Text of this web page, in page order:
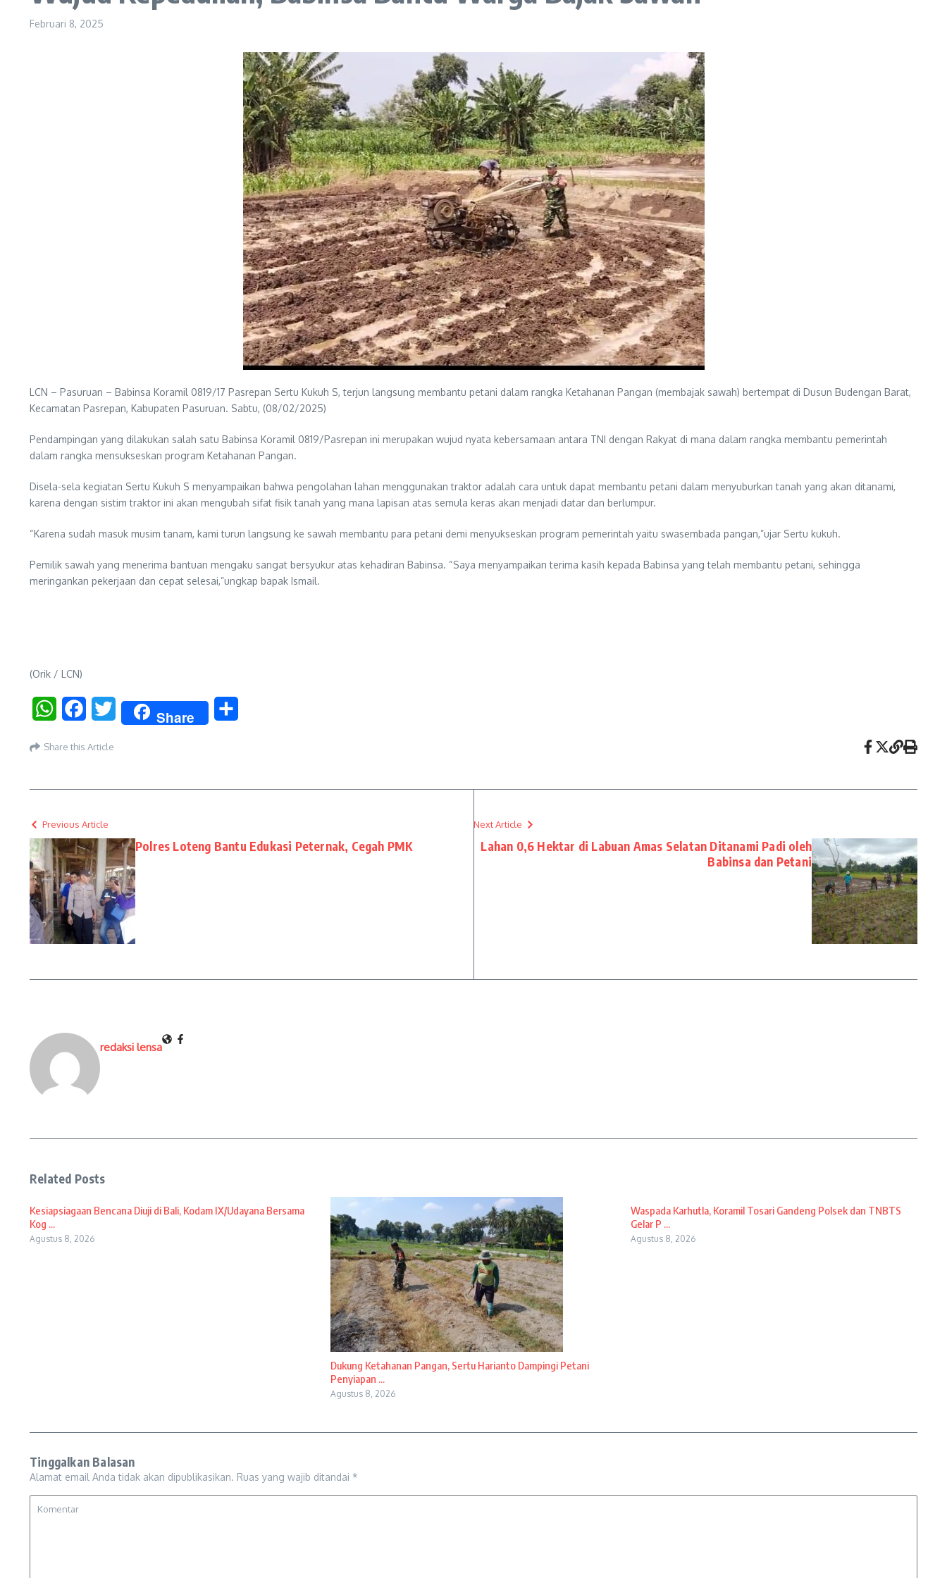
Februari 8, 2025
LCN – Pasuruan – Babinsa Koramil 0819/17 Pasrepan Sertu Kukuh S, terjun langsung membantu petani dalam rangka Ketahanan Pangan (membajak sawah) bertempat di Dusun Budengan Barat,
Kecamatan Pasrepan, Kabupaten Pasuruan. Sabtu, (08/02/2025)
Pendampingan yang dilakukan salah satu Babinsa Koramil 0819/Pasrepan ini merupakan wujud nyata kebersamaan antara TNI dengan Rakyat di mana dalam rangka membantu pemerintah
dalam rangka mensukseskan program Ketahanan Pangan.
Disela-sela kegiatan Sertu Kukuh S menyampaikan bahwa pengolahan lahan menggunakan traktor adalah cara untuk dapat membantu petani dalam menyuburkan tanah yang akan ditanami,
karena dengan sistim traktor ini akan mengubah sifat fisik tanah yang mana lapisan atas semula keras akan menjadi datar dan berlumpur.
“Karena sudah masuk musim tanam, kami turun langsung ke sawah membantu para petani demi menyukseskan program pemerintah yaitu swasembada pangan,”ujar Sertu kukuh.
Pemilik sawah yang menerima bantuan mengaku sangat bersyukur atas kehadiran Babinsa. “Saya menyampaikan terima kasih kepada Babinsa yang telah membantu petani, sehingga
meringankan pekerjaan dan cepat selesai,”ungkap bapak Ismail.
(Orik / LCN)
WhatsAppFacebookTwitter Share
Share this Article
Previous Article
Polres Loteng Bantu Edukasi Peternak, Cegah PMK
Next Article
Lahan 0,6 Hektar di Labuan Amas Selatan Ditanami Padi oleh
Babinsa dan Petani
redaksi lensa
Related Posts
Kesiapsiagaan Bencana Diuji di Bali, Kodam IX/Udayana Bersama
Kog ...
Agustus 8, 2026
Dukung Ketahanan Pangan, Sertu Harianto Dampingi Petani
Penyiapan ...
Agustus 8, 2026
Waspada Karhutla, Koramil Tosari Gandeng Polsek dan TNBTS
Gelar P ...
Agustus 8, 2026
Tinggalkan Balasan
Alamat email Anda tidak akan dipublikasikan. Ruas yang wajib ditandai *